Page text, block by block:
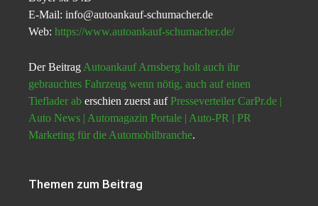
E-Mail: info@autoankauf-schumacher.de
Web: https://www.autoankauf-schumacher.de/
Der Beitrag Autoankauf Arnsberg holt auch ihr
gebrauchtes Fahrzeug wenn nötig, auch auf einen
Tieflader ab erschien zuerst aufPresseverteiler CarPr.de |
Auto News | Automagazin Portale | Auto-PR | PR
Marketing für die Automobilbranche.
Themen zum Beitrag